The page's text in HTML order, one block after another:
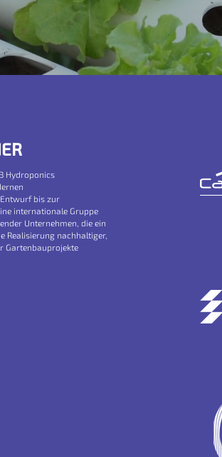
Hydroponics
bis zur
internationale Gruppe
Unternehmen, die ein
Realisierung nachhaltiger,
Gartenbauprojekte